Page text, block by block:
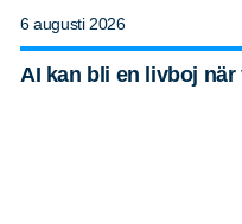
6 augusti 2026
AI kan bli en livboj